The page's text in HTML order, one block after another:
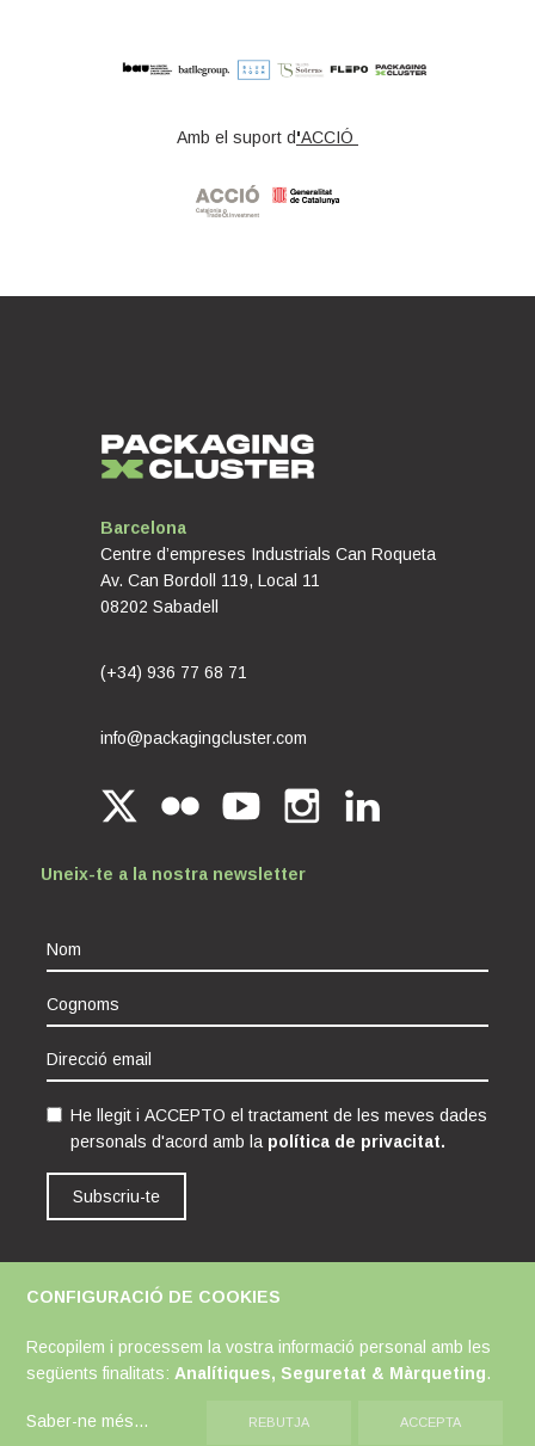
Amb el suport d'ACCIÓ
Barcelona
Centre d’empreses Industrials Can Roqueta
Av. Can Bordoll 119, Local 11
08202 Sabadell
(+34) 936 77 68 71
info@packagingcluster.com
Uneix-te a la nostra newsletter
He llegit i ACCEPTO el tractament de les meves dades
personals d'acord amb la política de privacitat.
Subscriu-te
CONFIGURACIÓ DE COOKIES
Recopilem i processem la vostra informació personal amb les
següents finalitats: Analítiques, Seguretat & Màrqueting.
Saber-ne més... REBUTJA ACCEPTA